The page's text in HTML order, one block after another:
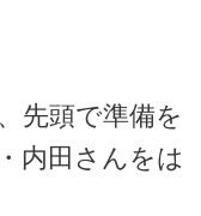
先頭で準備を
内田さんをは